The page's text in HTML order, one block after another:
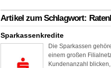
Artikel zum Schlagwort:
Sparkassenkredite
Die Sparkassen
einem großen
Kundenanzahl